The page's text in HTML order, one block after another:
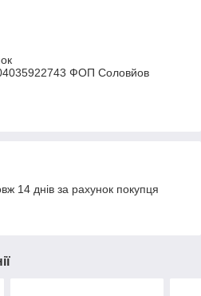
ФОП Соловйов
14 днів за рахунок покупця